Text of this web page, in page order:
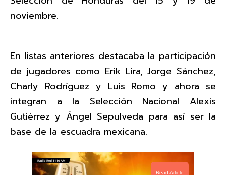
noviembre.
En listas anteriores destacaba la participación
de jugadores como Erik Lira, Jorge Sánchez,
Charly Rodríguez y Luis Romo y ahora se
integran a la Selección Nacional Alexis
Gutiérrez y Ángel Sepulveda para así ser la
base de la escuadra mexicana.
Read Article